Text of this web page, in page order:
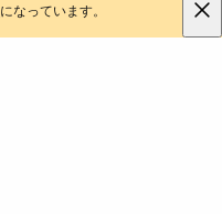
になっています。